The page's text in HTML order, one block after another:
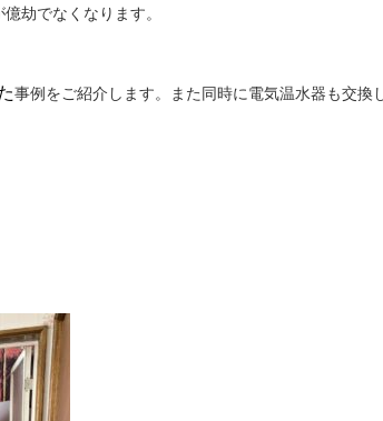
劫でなくなります。
事例をご紹介します。また同時に電気温水器も交換